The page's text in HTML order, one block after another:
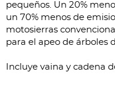
pequeños. Un 20%
un 70% menos de
motosierras
para el apeo de árboles
Incluye vaina y cadena